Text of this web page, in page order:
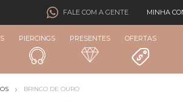
FALE COM A GENTE MINHA
PIERCINGS PRESENTES OFERTAS
BRINCO DE OURO